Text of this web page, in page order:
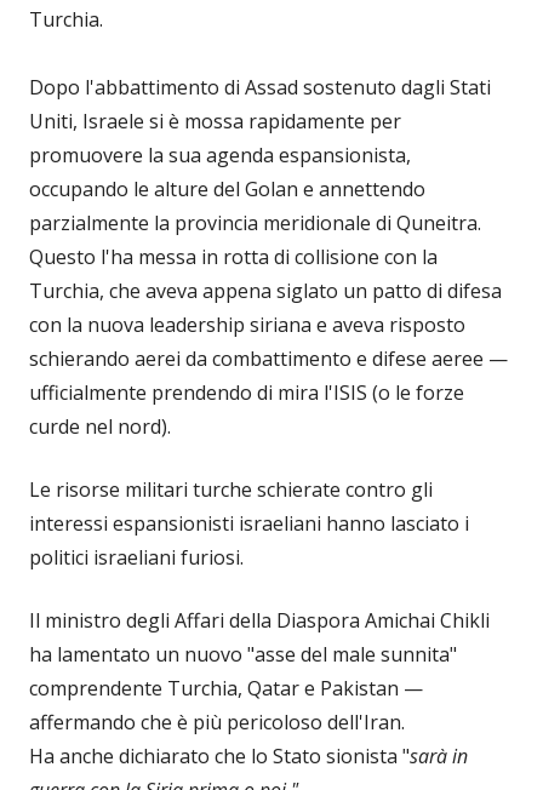
Turchia.
Dopo l'abbattimento di Assad sostenuto dagli Stati
Uniti, Israele si è mossa rapidamente per
promuovere la sua agenda espansionista,
occupando le alture del Golan e annettendo
parzialmente la provincia meridionale di Quneitra.
Questo l'ha messa in rotta di collisione con la
Turchia, che aveva appena siglato un patto di difesa
con la nuova leadership siriana e aveva risposto
schierando aerei da combattimento e difese aeree —
ufficialmente prendendo di mira l'ISIS (o le forze
curde nel nord).
Le risorse militari turche schierate contro gli
interessi espansionisti israeliani hanno lasciato i
politici israeliani furiosi.
Il ministro degli Affari della Diaspora Amichai Chikli
ha lamentato un nuovo "asse del male sunnita"
comprendente Turchia, Qatar e Pakistan —
affermando che è più pericoloso dell'Iran.
Ha anche dichiarato che lo Stato sionista "sarà in